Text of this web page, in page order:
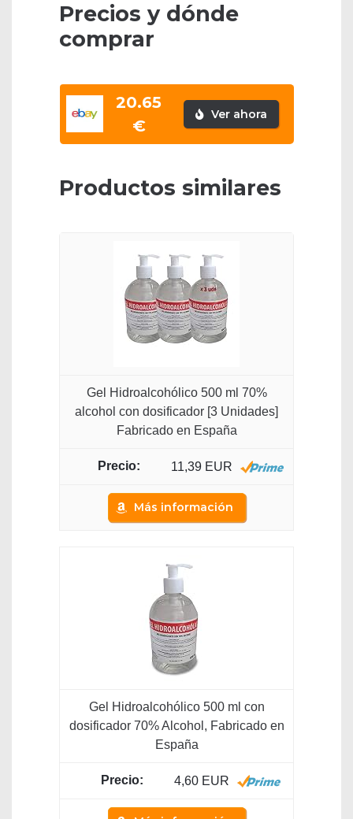
Precios y dónde
comprar
20.65
€
Ver ahora
Productos similares
Gel Hidroalcohólico 500 ml 70%
alcohol con dosificador [3 Unidades]
Fabricado en España
11,39 EUR
Más información
Gel Hidroalcohólico 500 ml con
dosificador 70% Alcohol, Fabricado en
España
4,60 EUR